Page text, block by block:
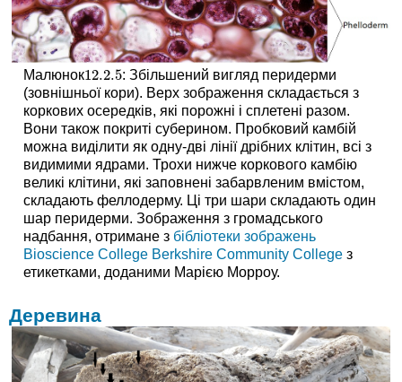
Малюнок12.2.5
12.2.5: Збільшений вигляд перидерми
(зовнішньої кори). Верх зображення складається з
коркових осередків, які порожні і сплетені разом.
Вони також покриті суберином. Пробковий камбій
можна виділити як одну-дві лінії дрібних клітин, всі з
видимими ядрами. Трохи нижче коркового камбію
великі клітини, які заповнені забарвленим вмістом,
складають феллодерму. Ці три шари складають один
шар перидерми. Зображення з громадського
надбання, отримане з бібліотеки зображень
Bioscience College Berkshire Community Collegeз
етикетками, доданими Марією Морроу.
Деревина